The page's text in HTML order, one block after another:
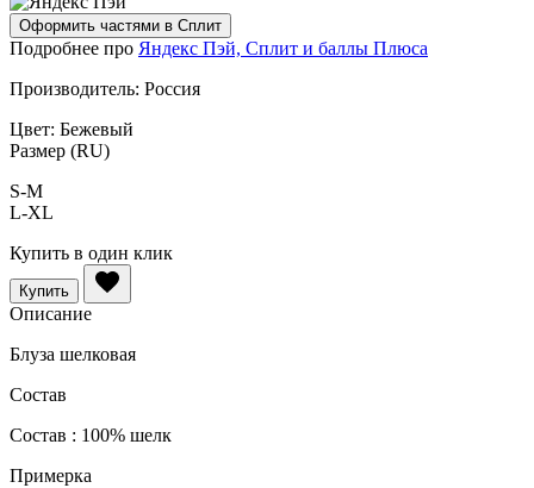
Оформить частями в Сплит
Подробнее про Яндекс Пэй, Сплит и баллы Плюса
Производитель: Россия
Цвет: Бежевый
Размер (RU)
S-M
L-XL
Купить в один клик
Купить
Описание
Блуза шелковая
Состав
Состав : 100% шелк
Примерка